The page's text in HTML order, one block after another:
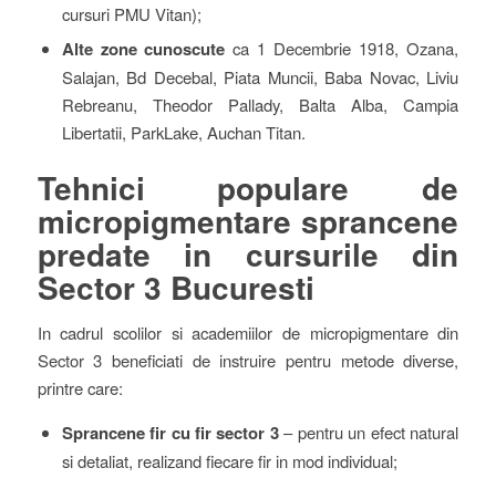
cursuri PMU Vitan);
Alte zone cunoscute ca 1 Decembrie 1918, Ozana,
Salajan, Bd Decebal, Piata Muncii, Baba Novac, Liviu
Rebreanu, Theodor Pallady, Balta Alba, Campia
Libertatii, ParkLake, Auchan Titan.
Tehnici populare de
micropigmentare sprancene
predate in cursurile din
Sector 3 Bucuresti
In cadrul scolilor si academiilor de micropigmentare din
Sector 3 beneficiati de instruire pentru metode diverse,
printre care:
Sprancene fir cu fir sector 3– pentru un efect natural
si detaliat, realizand fiecare fir in mod individual;